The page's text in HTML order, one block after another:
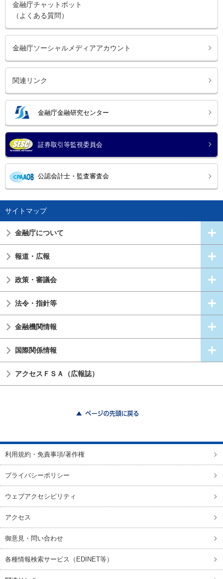
金融庁チャットボット
（よくある質問）
金融庁ソーシャルメディアアカウント
関連リンク
金融庁金融研究センター
証券取引等監視委員会
公認会計士・監査審査会
サイトマップ
金融庁について
報道・広報
政策・審議会
法令・指針等
金融機関情報
国際関係情報
アクセスＦＳＡ（広報誌）
利用規約・免責事項/著作権
プライバシーポリシー
ウェブアクセシビリティ
アクセス
御意見・問い合わせ
各種情報検索サービス（EDINET等）